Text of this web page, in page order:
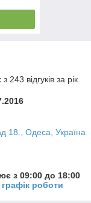
243 відгуків за рік
18., Одеса, Україна
з 09:00 до 18:00
роботи